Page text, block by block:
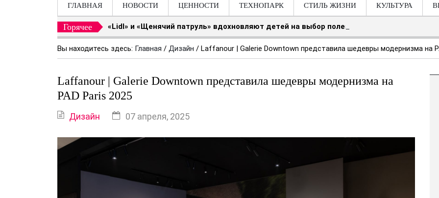
ГЛАВНАЯ НОВОСТИ ЦЕННОСТИ ТЕХНОПАРК СТИЛЬ ЖИЗНИ КУЛЬТУРА
Горячее «Lidl» и «Щенячий патруль» вдохновляют детей на выбор полезных продуктов
Вы находитесь здесь: Главная / Дизайн / Laffanour | Galerie Downtown представила шедевры модернизма на
Laffanour | Galerie Downtown представила шедевры модернизма на
PAD Paris 2025
Дизайн 07 апреля, 2025